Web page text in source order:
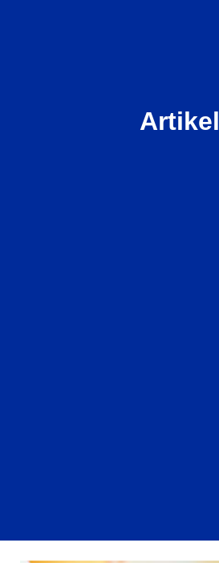
Artikel